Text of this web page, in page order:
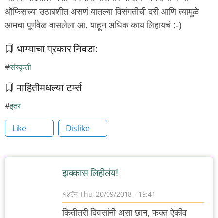
ऑफिसच्या उठाबशीत असणं यातल्या विसंगतीची दरी आणि त्यामुळे
आमचा पूर्णवेळ वासलेला आ. याहून अधिक काय लिहायचं :-)
धाग्याचा प्रकार निवडा:
संस्कृती
माहितीमधल्या टर्म्स
इतर
Like Dislike
झक्कास लिहीलंय!
१४टॅन Thu, 20/09/2018 - 19:41
कितीतरी दिवसांनी असा छान, फक्त ऐकीव